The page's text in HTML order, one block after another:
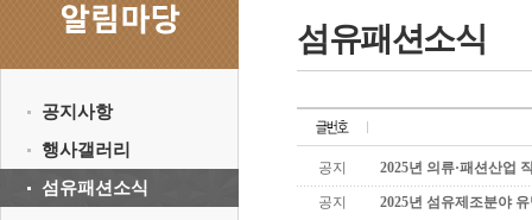
공지사항
행사갤러리
섬유패션소식
섬유패션소식
공지 2025년 의류·패션산업
공지 2025년 섬유제조분야